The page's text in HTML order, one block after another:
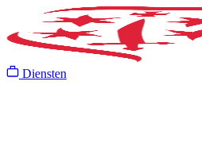
Diensten